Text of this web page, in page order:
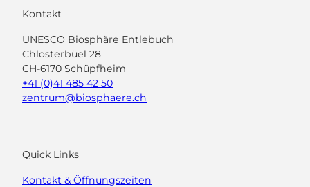
Kontakt
UNESCO Biosphäre Entlebuch
Chlosterbüel 28
CH-6170 Schüpfheim
+41 (0)41 485 42 50
zentrum@biosphaere.ch
Quick Links
Kontakt & Öffnungszeiten